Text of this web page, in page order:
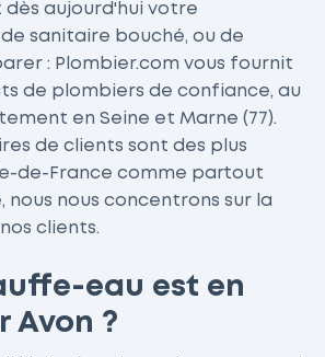
dès aujourd'hui votre
sanitaire bouché, ou de
: Plombier.com vous fournit
de plombiers de confiance, au
en Seine et Marne (77).
de clients sont des plus
de-France comme partout
nous nous concentrons sur la
clients.
eau est en
Avon ?